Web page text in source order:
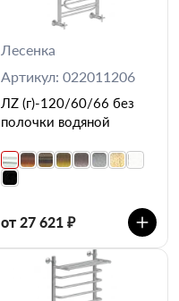
Лесенка
Артикул: 022011206
ЛZ (г)-120/60/66 без
полочки водяной
от 27 621 ₽